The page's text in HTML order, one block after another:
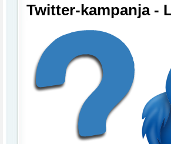
Twitter-kampanja -